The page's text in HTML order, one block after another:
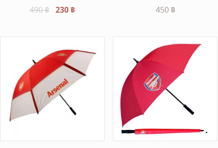
490฿ Original
was:
230 ฿Current
is:
450 ฿